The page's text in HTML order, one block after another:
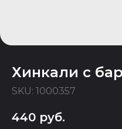
Хинкали с
SKU: 1000357
440 руб.